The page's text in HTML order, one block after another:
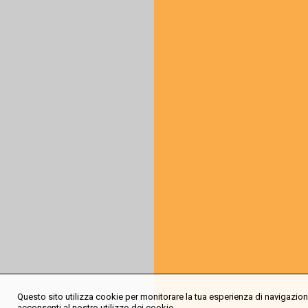
Questo sito utilizza cookie per monitorare la tua esperienza di